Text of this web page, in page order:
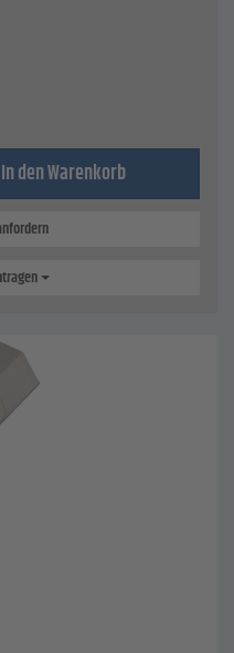
In den Warenkorb